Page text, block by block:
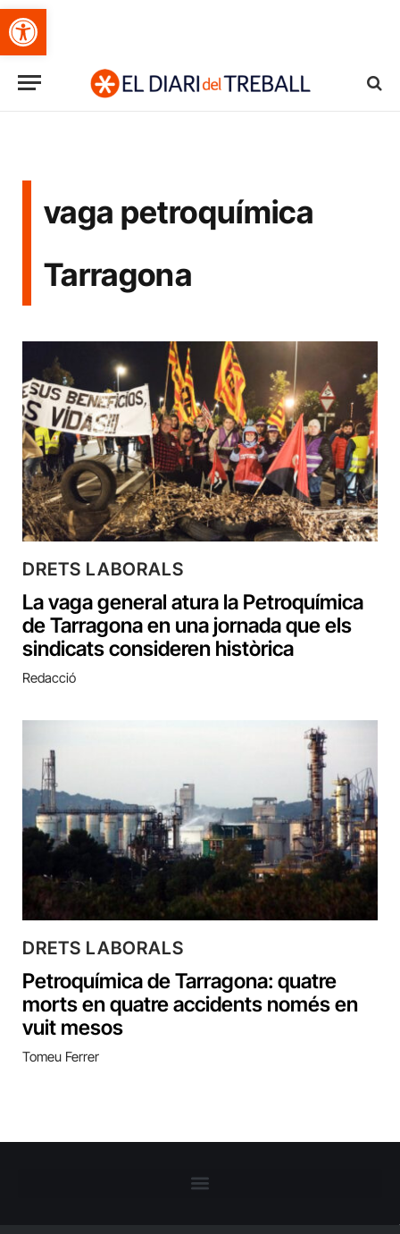
Obre la barra d'eines
vaga petroquímica
Tarragona
DRETS LABORALS
La vaga general atura la Petroquímica
de Tarragona en una jornada que els
sindicats consideren històrica
Redacció
DRETS LABORALS
Petroquímica de Tarragona: quatre
morts en quatre accidents només en
vuit mesos
Tomeu Ferrer